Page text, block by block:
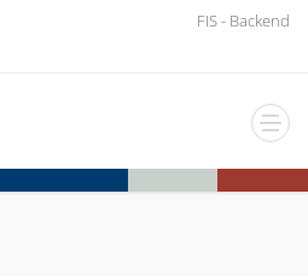
FIS - Backend